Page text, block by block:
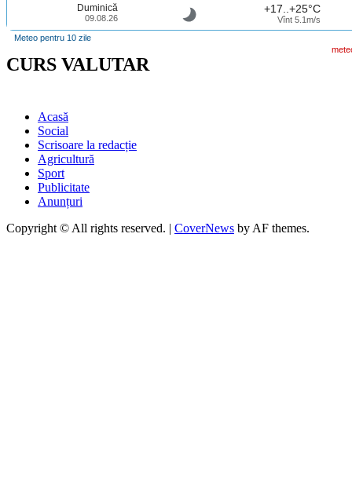
fost
premiaţi
de
Asociaţia
Presei
Duminică
09.08.26
+17..+25°C
Vînt 5.1m/s
Meteo pentru 10 zile
CURS VALUTAR
Acasă
Social
Scrisoare la redacție
Agricultură
Sport
Publicitate
Anunțuri
Copyright © All rights reserved. | CoverNews by AF themes.